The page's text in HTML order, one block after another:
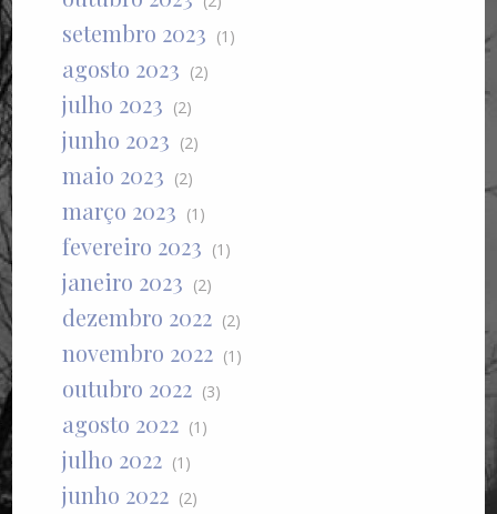
setembro 2023 (1)
agosto 2023 (2)
julho 2023 (2)
junho 2023 (2)
maio 2023 (2)
março 2023 (1)
fevereiro 2023 (1)
janeiro 2023 (2)
dezembro 2022 (2)
novembro 2022 (1)
outubro 2022 (3)
agosto 2022 (1)
julho 2022 (1)
junho 2022 (2)